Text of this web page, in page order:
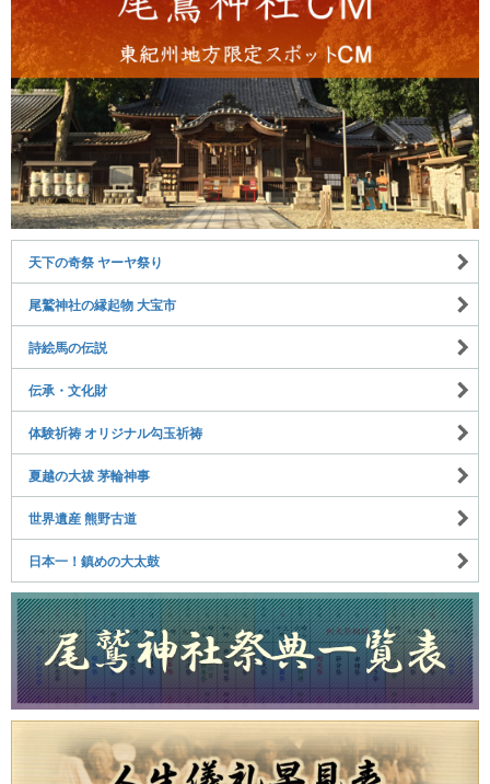
天下の奇祭 ヤーヤ祭り
尾鷲神社の縁起物 大宝市
詩絵馬の伝説
伝承・文化財
体験祈祷 オリジナル勾玉祈祷
夏越の大祓 茅輪神事
世界遺産 熊野古道
日本一！鎮めの大太鼓